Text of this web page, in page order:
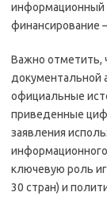
информационный
финансирование
Важно отметить,
документальной
официальные
приведенные
заявления
ключевую роль
30 стран) и